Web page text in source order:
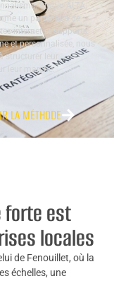
Studio ALTA,
un partenaire de
internet et supports
et personnalisée, nous
structurer leur
leur marché.
LA MÉTHODE
forte est
locales
de Fenouillet, où la
échelles, une